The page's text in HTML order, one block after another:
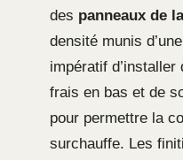
des panneaux de
densité munis
impératif d’installer
frais en bas et de
pour permettre la
surchauffe. Les